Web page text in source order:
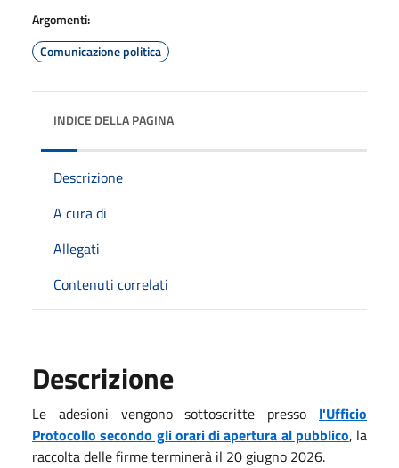
Argomenti:
Comunicazione politica
INDICE DELLA PAGINA
Descrizione
A cura di
Allegati
Contenuti correlati
Descrizione
Le adesioni vengono sottoscritte presso l'Ufficio
Protocollo secondo gli orari di apertura al pubblico, la
raccolta delle firme terminerà il 20 giugno 2026.